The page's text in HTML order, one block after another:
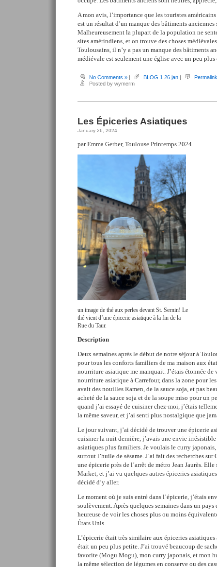
A mon avis, l’importance que les touristes
est un résultat d’un manque des bâtiments
Malheureusement la plupart de la population ne
sites amérindiens, et on trouve des choses
Toulousains, il n’y a pas un manque des bâtiments
médiévale est seulement une église avec un peu plus
No Comments » | BLOG 1 26 jan |
Permalink
Posted by wymerm
Les Épiceries Asiatiques
January 26, 2024
par Emma Gerber, Toulouse Printemps 2024
un image de thé aux perles devant St. Sernin! Le
thé vient d’une épicerie asiatique à la fin de la
Rue du Taur.
Description
Deux semaines après le début de notre séjour à
pour tous les conforts familiers de ma maison aux
nourriture asiatique me manquait. J’étais étonnée
nourriture asiatique à Carrefour, dans la zone pour
avait des nouilles Ramen, de la sauce soja, et pas
acheté de la sauce soja et de la soupe miso pour un
quand j’ai essayé de cuisiner chez-moi, j’étais
la même saveur, et j’ai senti plus nostalgique que
Le jour suivant, j’ai décidé de trouver une épicerie
cuisiner la nuit dernière, j’avais une envie
asiatiques plus familiers. Je voulais le curry japonais,
surtout l’huile de sésame. J’ai fait des recherches
une épicerie près de l’arrêt de métro Jean Jaurès.
Market, et j’ai vu quelques autres épiceries
décidé d’y aller.
Le moment où je suis entré dans l’épicerie, j’étais
soulèvement. Après quelques semaines dans un pays
heureuse de voir les choses plus ou moins
États Unis.
L’épicerie était très similaire aux épiceries
était un peu plus petite. J’ai trouvé beaucoup de
favorite (Mogu Mogu), mon curry japonais, et mon
la même sélection de légumes en conserve ou des